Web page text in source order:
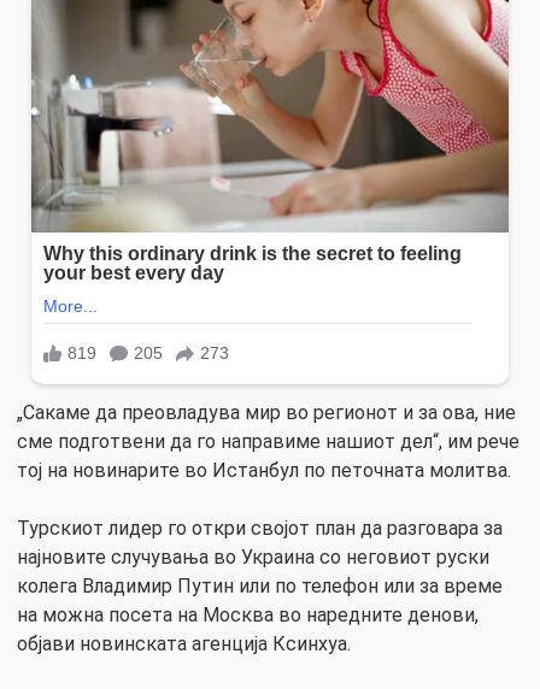
„Сакаме да преовладува мир во регионот и за ова, ние
сме подготвени да го направиме нашиот дел“, им рече
тој на новинарите во Истанбул по петочната молитва.
Турскиот лидер го откри својот план да разговара за
најновите случувања во Украина со неговиот руски
колега Владимир Путин или по телефон или за време
на можна посета на Москва во наредните денови,
објави новинската агенција Ксинхуа.